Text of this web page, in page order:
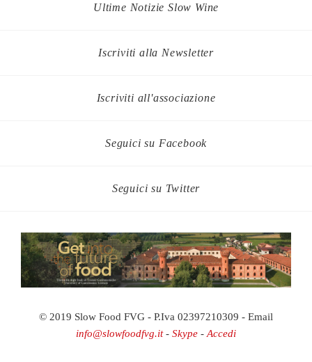
Ultime Notizie Slow Wine
Iscriviti alla Newsletter
Iscriviti all'associazione
Seguici su Facebook
Seguici su Twitter
© 2019 Slow Food FVG - P.Iva 02397210309 - Email
info@slowfoodfvg.it- Skype - Accedi